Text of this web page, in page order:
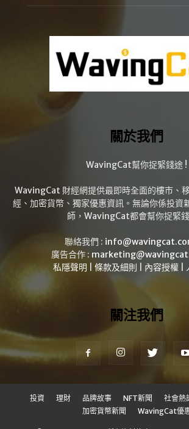
關於我們
WavingCat幫你捉緊錢途 !
WavingCat 財經網提供最即時全面的樓市、
經、加密貨幣、獨家優惠資訊。無論你係投資
師，WavingCat都會幫你捉緊錢
聯絡我們 :
廣告合作 :
私隱聲明
條款及細則 內容授權
關注我們
投資 理財 品牌故事 NFT新聞 社會熱
加密貨幣新聞
WavingCat優